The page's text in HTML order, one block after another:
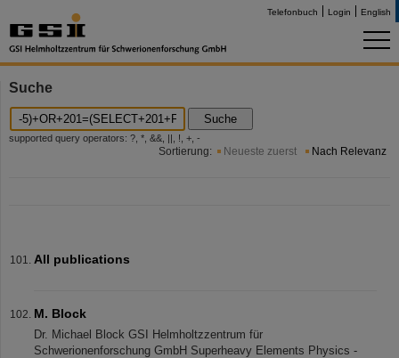
Telefonbuch Login English
Suche
Suche
supported query operators: ?, *, &&, ||, !, +, -
Sortierung: Neueste zuerst Nach Relevanz
All publications
M. Block
Dr. Michael Block GSI Helmholtzzentrum für
Schwerionenforschung GmbH Superheavy Elements Physics -